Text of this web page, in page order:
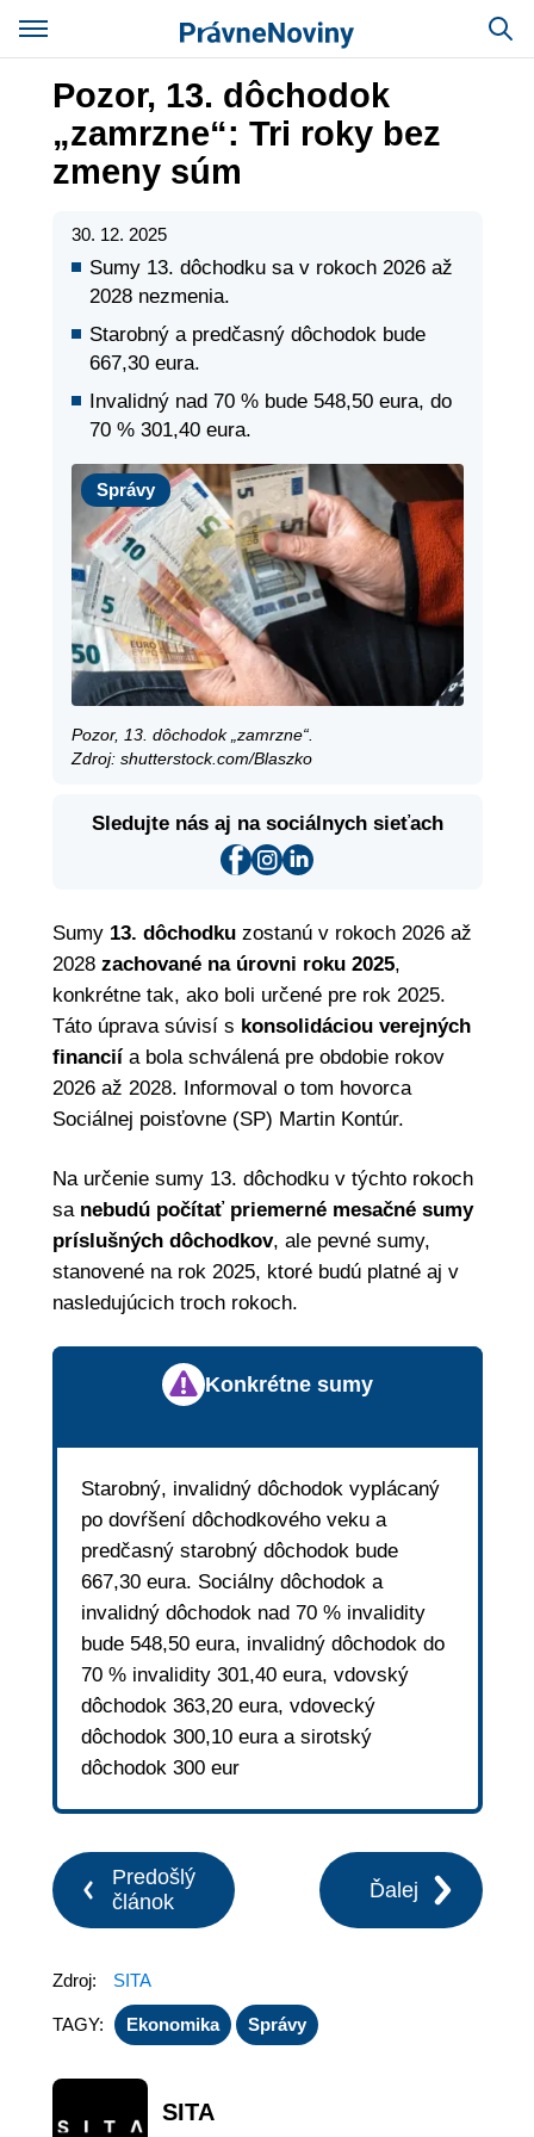
Pozor, 13. dôchodok
„zamrzne“: Tri roky bez
zmeny súm
30. 12. 2025
Sumy 13. dôchodku sa v rokoch 2026 až
2028 nezmenia.
Starobný a predčasný dôchodok bude
667,30 eura.
Invalidný nad 70 % bude 548,50 eura, do
70 % 301,40 eura.
Správy
Správy
Pozor, 13. dôchodok „zamrzne“.
Zdroj: shutterstock.com/Blaszko
Sledujte nás aj na sociálnych sieťach
Sumy 13. dôchodkuzostanú v rokoch 2026 až
2028 zachované na úrovni roku 2025,
konkrétne tak, ako boli určené pre rok 2025.
Táto úprava súvisí s konsolidáciou verejných
financiía bola schválená pre obdobie rokov
2026 až 2028. Informoval o tom hovorca
Sociálnej poisťovne (SP) Martin Kontúr.
Na určenie sumy 13. dôchodku v týchto rokoch
sa nebudú počítať priemerné mesačné sumy
príslušných dôchodkov, ale pevné sumy,
stanovené na rok 2025, ktoré budú platné aj v
nasledujúcich troch rokoch.
Konkrétne sumy
Starobný, invalidný dôchodok vyplácaný
po dovŕšení dôchodkového veku a
predčasný starobný dôchodok bude
667,30 eura. Sociálny dôchodok a
invalidný dôchodok nad 70 % invalidity
bude 548,50 eura, invalidný dôchodok do
70 % invalidity 301,40 eura, vdovský
dôchodok 363,20 eura, vdovecký
dôchodok 300,10 eura a sirotský
dôchodok 300 eur
Predošlý
článok
Ďalej
Zdroj: SITA
TAGY: Ekonomika Správy
SITA